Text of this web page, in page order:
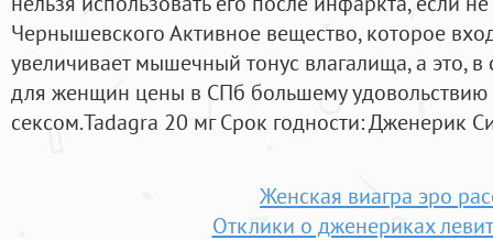
Чернышевского Активное вещество, которое
увеличивает мышечный тонус влагалища, а это, в
для женщин цены в СПб большему удовольствию
сексом.Tadagra 20 мг Срок годности: Дженерик
Женская виагра эро
Отклики о дженериках